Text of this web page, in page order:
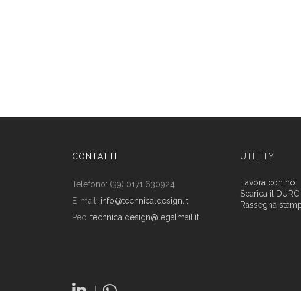
CONTATTI
Telefono: (39) 0171 630924
E-mail: info@technicaldesign.it
Pec: technicaldesign@legalmail.it
UTILITY
Lavora con noi
Scarica il DURC
Rassegna